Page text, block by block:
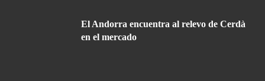
El Andorra encuentra al relevo de Cerdà
en el mercado